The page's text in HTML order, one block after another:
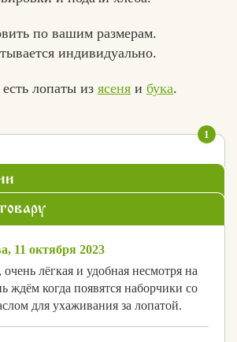
по вашим размерам.
индивидуально.
лопаты из ясеня и бука.
1
11 октября 2023
лёгкая и удобная несмотря на
ждём когда появятся наборчики со
для ухаживания за лопатой.